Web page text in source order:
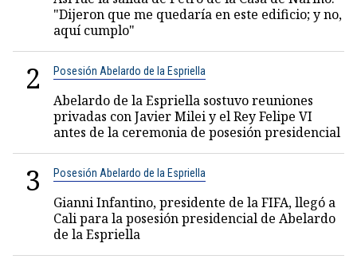
"Dijeron que me quedaría en este edificio; y no,
aquí cumplo"
2 Posesión Abelardo de la Espriella
Abelardo de la Espriella sostuvo reuniones
privadas con Javier Milei y el Rey Felipe VI
antes de la ceremonia de posesión presidencial
3 Posesión Abelardo de la Espriella
Gianni Infantino, presidente de la FIFA, llegó a
Cali para la posesión presidencial de Abelardo
de la Espriella